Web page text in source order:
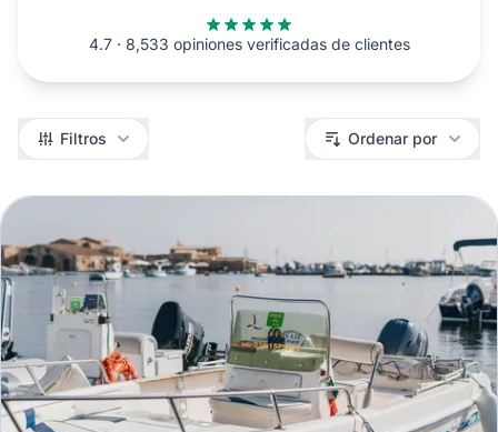
4.7 · 8,533 opiniones verificadas de clientes
Filtros Filtros Ordenar por